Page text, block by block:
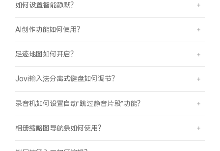
如何设置智能静默？
AI创作功能如何使用？
足迹地图如何开启？
Jovi输入法分离式键盘如何调节？
录音机如何设置自动“跳过静音片段”功能？
相册缩略图导航条如何使用？